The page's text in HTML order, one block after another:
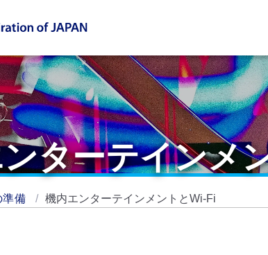
ターテインメ
準備 機内エンターテインメントとWi-Fi